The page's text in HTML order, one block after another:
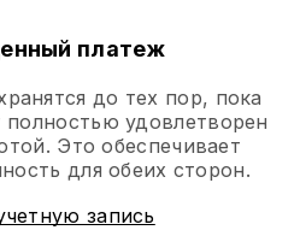
платеж
до тех пор, пока
полностью удовлетворен
Это обеспечивает
для обеих сторон.
запись